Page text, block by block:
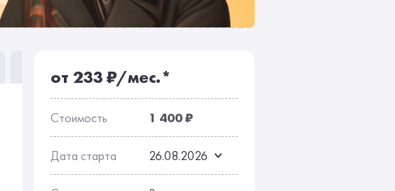
Вопросы Отзывы
от 233 ₽/мес.*
Стоимость 1 400 ₽
Дата старта 26.08.2026